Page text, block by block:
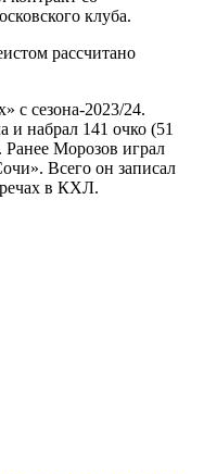
клуба.
рассчитано
с сезона‑2023/24.
и набрал 141 очко (51
Ранее Морозов играл
Всего он записал
в КХЛ.